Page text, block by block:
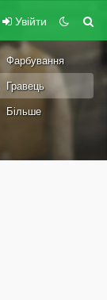
Увійти
Фарбування
Гравець
Більше